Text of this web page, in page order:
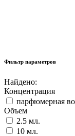
Фильтр параметров
Найдено:
Концентрация
парфюмерная
Объем
2.5 мл.
10 мл.